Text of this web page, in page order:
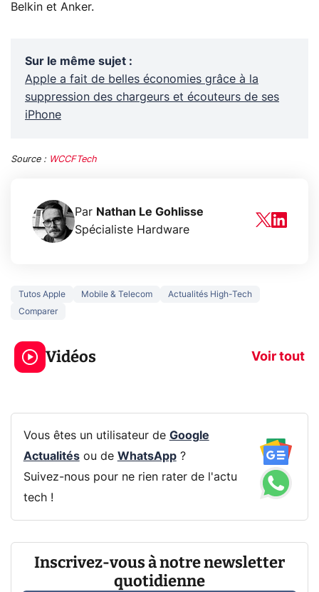
Belkin et Anker.
Sur le même sujet :
Apple a fait de belles économies grâce à la
suppression des chargeurs et écouteurs de ses
iPhone
Source : WCCFTech
Par Nathan Le Gohlisse
Spécialiste Hardware
Tutos Apple Mobile & Telecom
Actualités High-Tech
Comparer
Vidéos Voir tout
3 écrans en 1 pour
319€ ? Voici L'AOC
CQ32G4ZA !
prochaine
Vous êtes un utilisateur de Google
Actualitésou de WhatsApp?
Suivez-nous pour ne rien rater de l'actu
tech !
Inscrivez-vous à notre newsletter
quotidienne